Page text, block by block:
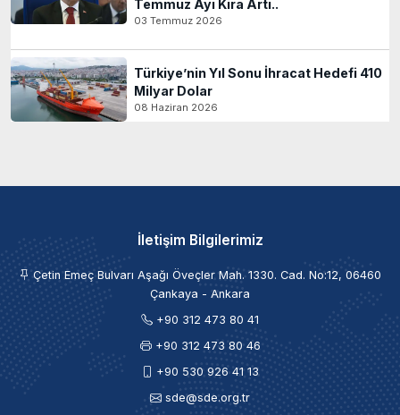
Temmuz Ayı Kira Artı..
03 Temmuz 2026
Türkiye’nin Yıl Sonu İhracat Hedefi 410
Milyar Dolar
08 Haziran 2026
İletişim Bilgilerimiz
Çetin Emeç Bulvarı Aşağı Öveçler Mah. 1330. Cad. No:12, 06460
Çankaya - Ankara
+90 312 473 80 41
+90 312 473 80 46
+90 530 926 41 13
sde@sde.org.tr